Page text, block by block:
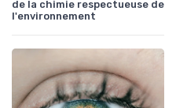
de la chimie respectueuse de
l'environnement